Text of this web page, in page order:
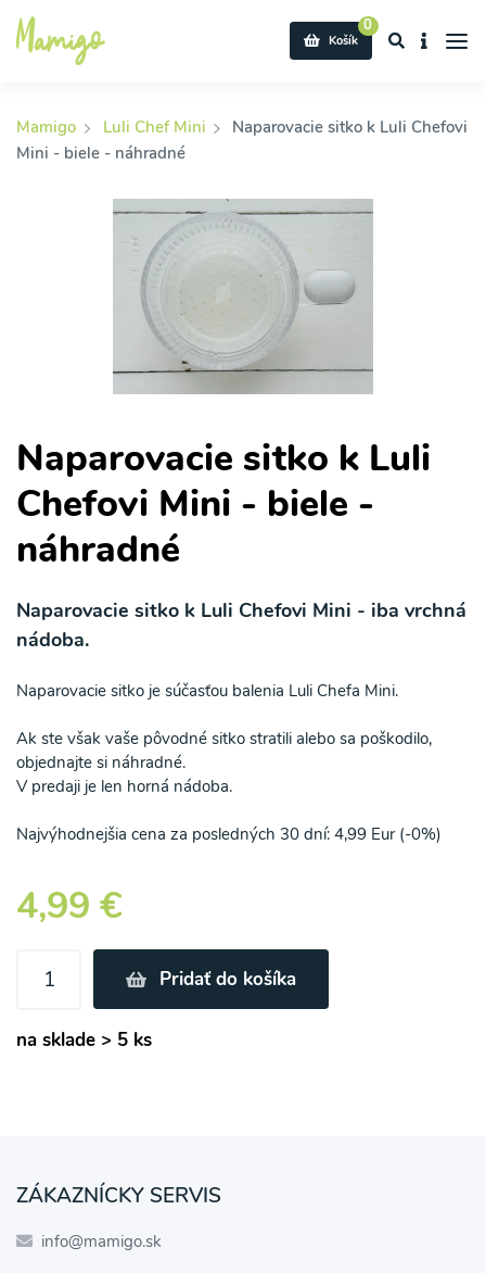
0
Košík
Mamigo Luli Chef Mini
Naparovacie sitko k Luli Chefovi
Mini - biele - náhradné
Naparovacie sitko k Luli
Chefovi Mini - biele -
náhradné
Naparovacie sitko k Luli Chefovi Mini - iba vrchná
nádoba.
Naparovacie sitko je súčasťou balenia Luli Chefa Mini.
Ak ste však vaše pôvodné sitko stratili alebo sa poškodilo,
objednajte si náhradné.
V predaji je len horná nádoba.
Najvýhodnejšia cena za posledných 30 dní: 4,99 Eur (-0%)
4,99 €
Pridať do košíka
na sklade > 5 ks
ZÁKAZNÍCKY SERVIS
info@mamigo.sk
Odber noviniek a akcií
Odoslaním registrácie na Newsletter súhlasím so
spracovaním osobných údajov pre účely
zasielania newsletteru a potvrdzujem, že som si
prečítal(a)informácie o Ochrane osobných